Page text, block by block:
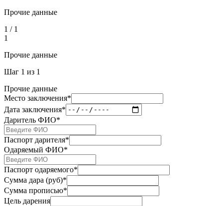
Прочие данные
1 / 1
1
Прочие данные
Шаг 1 из 1
Прочие данные
Место заключения*
Дата заключения*
Даритель ФИО*
Паспорт дарителя*
Одаряемый ФИО*
Паспорт одаряемого*
Сумма дара (руб)*
Сумма прописью*
Цель дарения